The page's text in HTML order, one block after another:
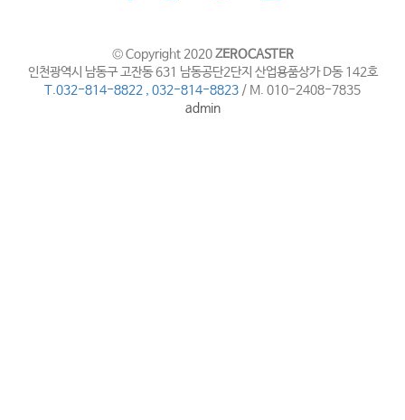
© Copyright 2020ZEROCASTER
인천광역시 남동구 고잔동 631 남동공단2단지 산업용품상가 D동 142호
T.032-814-8822 , 032-814-8823 / M. 010-2408-7835
admin